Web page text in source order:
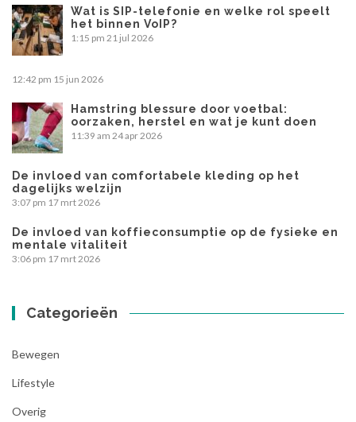
Wat is SIP-telefonie en welke rol speelt
het binnen VoIP?
1:15 pm 21 jul 2026
12:42 pm 15 jun 2026
Hamstring blessure door voetbal:
oorzaken, herstel en wat je kunt doen
11:39 am 24 apr 2026
De invloed van comfortabele kleding op het
dagelijks welzijn
3:07 pm 17 mrt 2026
De invloed van koffieconsumptie op de fysieke en
mentale vitaliteit
3:06 pm 17 mrt 2026
Categorieën
Bewegen
Lifestyle
Overig